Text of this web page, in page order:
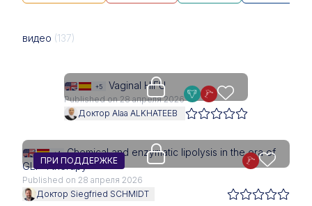
видео (137)
Upgrade needed
+5 Vaginal HIFU
Published on 28 апреля 2026
Доктор Alaa ALKHATEEB
ПРИ ПОДДЕРЖКЕ
Access is restricted to
+4
Chemical and enzymatic lipolysis in the era of
GLP-1 therapy
Published on 28 апреля 2026
Доктор Siegfried SCHMIDT